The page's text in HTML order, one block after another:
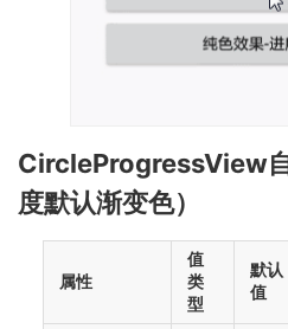
CircleProgressView
度默认渐变色）
属性
值
类
型
默认
值